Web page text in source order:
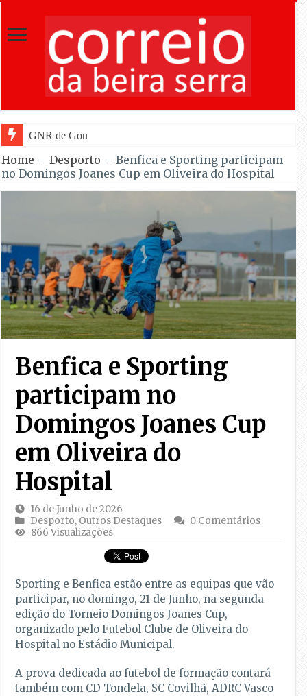
GNR de Gouveia desmantelou alegada rede
Home - Desporto - Benfica e Sporting participam
no Domingos Joanes Cup em Oliveira do Hospital
Benfica e Sporting
participam no
Domingos Joanes Cup
em Oliveira do
Hospital
16 de Junho de 2026
Desporto, Outros Destaques
0 Comentários
866 Visualizações
Sporting e Benfica estão entre as equipas que vão
participar, no domingo, 21 de Junho, na segunda
edição do Torneio Domingos Joanes Cup,
organizado pelo Futebol Clube de Oliveira do
Hospital no Estádio Municipal.
A prova dedicada ao futebol de formação contará
também com CD Tondela, SC Covilhã, ADRC Vasco